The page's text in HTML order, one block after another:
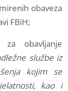
obaveza
FBiH;
obavljanje
službe iz
kojim se
kao i